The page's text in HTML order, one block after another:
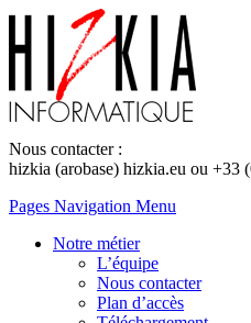
Nous contacter :
hizkia (arobase) hizkia.eu ou +33
Pages Navigation Menu
Notre métier
L’équipe
Nous contacter
Plan d’accès